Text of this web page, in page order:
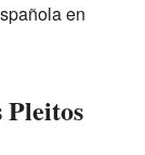
en
Pleitos